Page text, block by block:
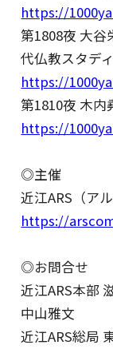
https://
第1808夜 大
代仏教スタデ
https://
第1810夜 木内
https://
◎主催
近江ARS（アル
https://
◎お問合せ
近江ARS本部
中山雅文
近江ARS総局